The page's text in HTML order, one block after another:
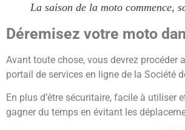
La saison de la moto commence,
Déremisez votre moto
Avant toute chose, vous devrez procéder
portail de services en ligne de la Société
En plus d’être sécuritaire, facile à
gagner du temps en évitant les